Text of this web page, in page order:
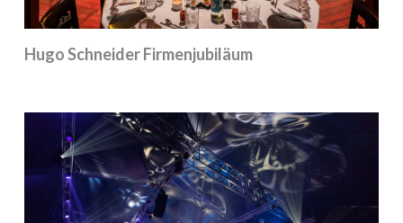
Hugo Schneider Firmenjubiläum